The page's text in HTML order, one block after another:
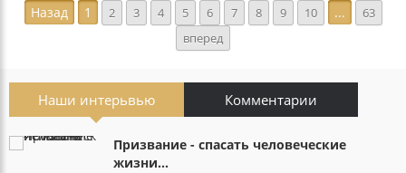
Назад 1 2 3 4 5 6 7 8 9 10 ...
63
вперед
Наши интерьвью Комментарии
Призвание - спасать человеческие
жизни...